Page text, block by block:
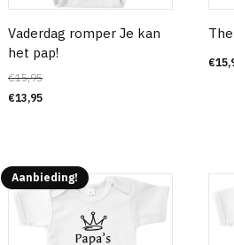
Vaderdag romper Je kan
het pap!
€15,95
€13,95
€
Aanbieding!